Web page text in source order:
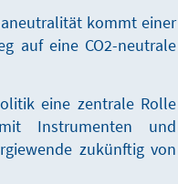
kommt einer
auf eine CO2-neutrale
eine zentrale Rolle
Instrumenten und
zukünftig von